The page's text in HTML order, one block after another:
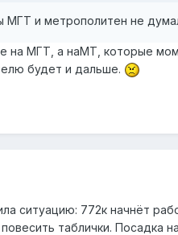
и метрополитен не
на МГТ, а наМТ, которые
будет и дальше.
ситуацию: 772к начнёт
таблички. Посадка